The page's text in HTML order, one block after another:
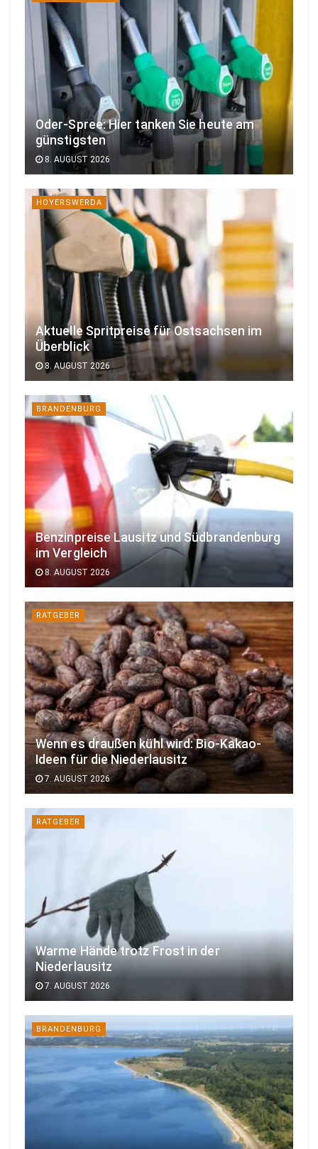
Oder-Spree: Hier tanken Sie heute am
günstigsten
8. AUGUST 2026
HOYERSWERDA
Aktuelle Spritpreise für Ostsachsen im
Überblick
8. AUGUST 2026
BRANDENBURG
Benzinpreise Lausitz und Südbrandenburg
im Vergleich
8. AUGUST 2026
RATGEBER
Wenn es draußen kühl wird: Bio-Kakao-
Ideen für die Niederlausitz
7. AUGUST 2026
RATGEBER
Warme Hände trotz Frost in der
Niederlausitz
7. AUGUST 2026
BRANDENBURG